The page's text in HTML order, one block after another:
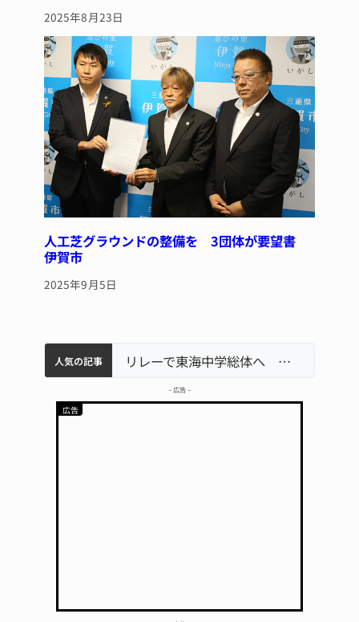
2025年8月23日
人工芝グラウンドの整備を 3団体が要望書
伊賀市
2025年9月5日
人気の記事
中学校の陶壁モニュメント 地元建設会社がボランティアで清掃 伊賀名張市立病院のDMAT、熊本地震の被災地へ 能登以来3回目の派遣
【インターハイ⑨】ソフトテニス ミス減らし上位狙う 近大高専 リレーで東海中学総体へ 伊賀・名張
– 広告 –